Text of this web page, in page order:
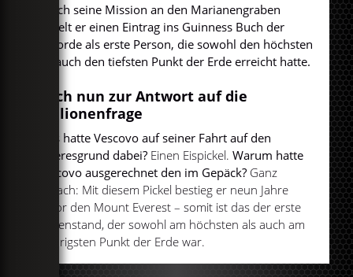
Durch seine Mission an den Marianengraben
erhielt er einen Eintrag ins Guinness Buch der
Rekorde als erste Person, die sowohl den höchsten
als auch den tiefsten Punkt der Erde erreicht hatte.
Doch nun zur Antwort auf die
Millionenfrage
Was hatte Vescovo auf seiner Fahrt auf den
Meeresgrund dabei? Einen Eispickel.Warum hatte
Vescovo ausgerechnet den im Gepäck? Ganz
einfach: Mit diesem Pickel bestieg er neun Jahre
zuvor den Mount Everest – somit ist das der erste
Gegenstand, der sowohl am höchsten als auch am
niedrigsten Punkt der Erde war.